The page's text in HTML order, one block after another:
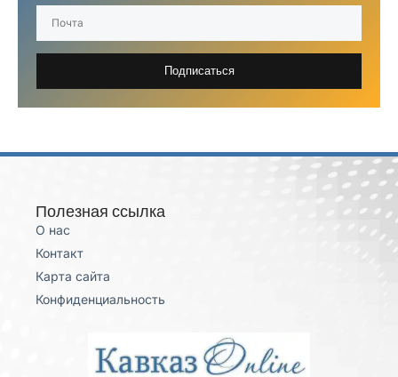
Подписаться
Полезная ссылка
О нас
Контакт
Карта сайта
Конфиденциальность